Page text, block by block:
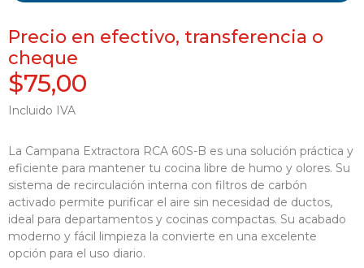
Precio en efectivo, transferencia o
cheque
$75,00
Incluido IVA
La Campana Extractora RCA 60S-B es una solución práctica y
eficiente para mantener tu cocina libre de humo y olores. Su
sistema de recirculación interna con filtros de carbón
activado permite purificar el aire sin necesidad de ductos,
ideal para departamentos y cocinas compactas. Su acabado
moderno y fácil limpieza la convierte en una excelente
opción para el uso diario.